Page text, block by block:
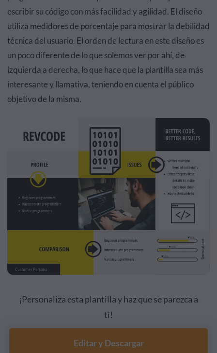
escribir su código con más facilidad y agilidad. El diseño
utiliza medidores de porcentaje para mostrar la debilidad
técnica del usuario. El orden de lectura en este diseño es
un poco diferente de lo que solemos ver por ahí, de
izquierda a derecha, lo que hace que la plantilla sea más
interesante y llamativa, teniendo en cuenta el público
objetivo de la misma.
¡Personaliza esta plantilla y haz que se parezca a
ti!
Editar y Descargar